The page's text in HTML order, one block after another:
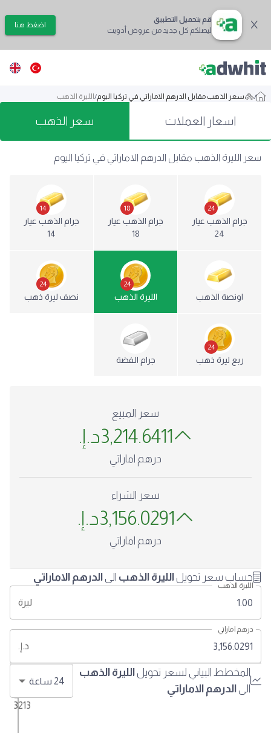
قم بتحميل التطبيق
ليصلكم كل جديد من عروض أدويت
اضغط هنا
/ سعر الذهب مقابل الدرهم الاماراتي في تركيا اليوم/ الليرة الذهب
اسعار العملات سعر الذهب
سعر الليرة الذهب مقابل الدرهم الاماراتي في تركيا اليوم
24
جرام الذهب عيار
24
18
جرام الذهب عيار
18
14
جرام الذهب عيار
14
اونصة الذهب
24
الليرة الذهب
24
نصف ليرة ذهب
24
ربع ليرة ذهب جرام الفضة
سعر المبيع
3,214.6411د.إ.
درهم اماراتي
سعر الشراء
3,156.0291د.إ.
درهم اماراتي
حساب سعر تحويل الليرة الذهب الى الدرهم الاماراتي
الليرة الذهب
ليرة
درهم اماراتي
د.إ.
المخطط البياني لسعر تحويل الليرة الذهب
الى الدرهم الاماراتي
24 ساعة
3213